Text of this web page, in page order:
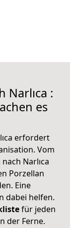
Narlıca :
es
erfordert
Vom
Narlıca
Porzellan
Eine
dabei helfen.
für jeden
der Ferne.